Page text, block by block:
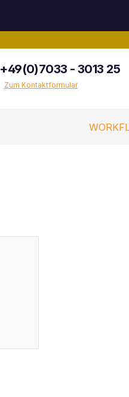
+49(0)7033 - 3013 25
Zum Kontaktformular